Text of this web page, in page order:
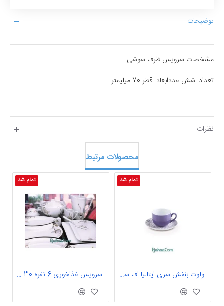
توضیحات
مشخصات سرویس ظرف سوشی:
تعداد: شش عددابعاد: قطر 70 میلیمتر
نظرات
محصولات مرتبط
تمام شد
ولوت بنفش سری ایتالیا اف سرویس چینی 12 پارچه چای خوری ولوت بنفش 6 نفره درجه: یک
تمام شد
سرویس غذاخوری 6 نفره 30 پارچه چینی پردیس کاشان قالب پاریس گلوری-123 کد طرح 123